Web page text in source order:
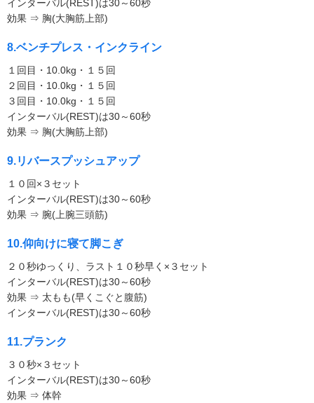
インターバル(REST)は30～60秒
効果 ⇒ 胸(大胸筋上部)
8.ベンチプレス・インクライン
１回目・10.0kg・１５回
２回目・10.0kg・１５回
３回目・10.0kg・１５回
インターバル(REST)は30～60秒
効果 ⇒ 胸(大胸筋上部)
9.リバースプッシュアップ
１０回×３セット
インターバル(REST)は30～60秒
効果 ⇒ 腕(上腕三頭筋)
10.仰向けに寝て脚こぎ
２０秒ゆっくり、ラスト１０秒早く×３セット
インターバル(REST)は30～60秒
効果 ⇒ 太もも(早くこぐと腹筋)
インターバル(REST)は30～60秒
11.プランク
３０秒×３セット
インターバル(REST)は30～60秒
効果 ⇒ 体幹